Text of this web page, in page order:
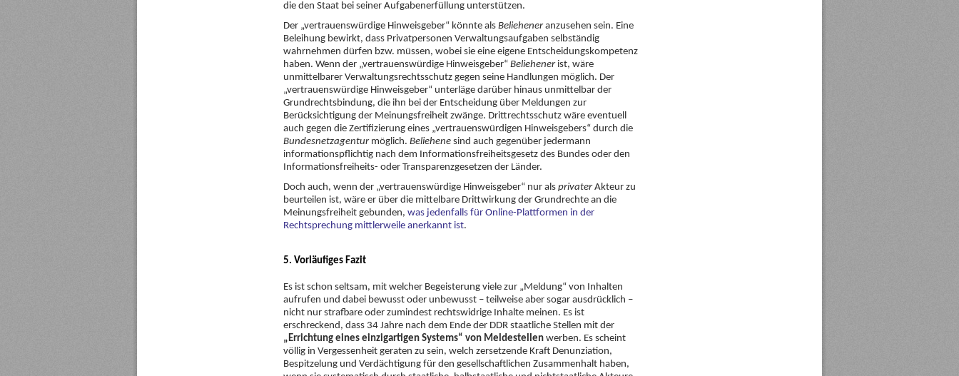
die den Staat bei seiner Aufgabenerfüllung unterstützen.
Der „vertrauenswürdige Hinweisgeber“ könnte als Belieheneranzusehen sein. Eine
Beleihung bewirkt, dass Privatpersonen Verwaltungsaufgaben selbständig
wahrnehmen dürfen bzw. müssen, wobei sie eine eigene Entscheidungskompetenz
haben. Wenn der „vertrauenswürdige Hinweisgeber“ Beliehenerist, wäre
unmittelbarer Verwaltungsrechtsschutz gegen seine Handlungen möglich. Der
„vertrauenswürdige Hinweisgeber“ unterläge darüber hinaus unmittelbar der
Grundrechtsbindung, die ihn bei der Entscheidung über Meldungen zur
Berücksichtigung der Meinungsfreiheit zwänge. Drittrechtsschutz wäre eventuell
auch gegen die Zertifizierung eines „vertrauenswürdigen Hinweisgebers“ durch die
Bundesnetzagenturmöglich. Beliehene sind auch gegenüber jedermann
informationspflichtig nach dem Informationsfreiheitsgesetz des Bundes oder den
Informationsfreiheits- oder Transparenzgesetzen der Länder.
Doch auch, wenn der „vertrauenswürdige Hinweisgeber“ nur als privaterAkteur zu
beurteilen ist, wäre er über die mittelbare Drittwirkung der Grundrechte an die
Meinungsfreiheit gebunden, was jedenfalls für Online-Plattformen in der
Rechtsprechung mittlerweile anerkannt ist.
5. Vorläufiges Fazit
Es ist schon seltsam, mit welcher Begeisterung viele zur „Meldung“ von Inhalten
aufrufen und dabei bewusst oder unbewusst – teilweise aber sogar ausdrücklich –
nicht nur strafbare oder zumindest rechtswidrige Inhalte meinen. Es ist
erschreckend, dass 34 Jahre nach dem Ende der DDR staatliche Stellen mit der
„Errichtung eines einzigartigen Systems“ von Meldestellen werben. Es scheint
völlig in Vergessenheit geraten zu sein, welch zersetzende Kraft Denunziation,
Bespitzelung und Verdächtigung für den gesellschaftlichen Zusammenhalt haben,